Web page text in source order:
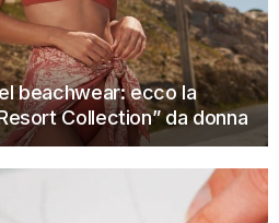
beachwear: ecco la
Collection” da donna